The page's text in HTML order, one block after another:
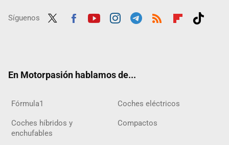
Síguenos
En Motorpasión hablamos de...
Fórmula1 Coches eléctricos
Coches híbridos y
enchufables
Compactos